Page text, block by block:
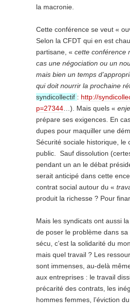
la macronie.
Cette conférence se veut «
Selon la CFDT qui en est
partisane, « cette conférence
cas une négociation ou un
mais bien un temps
qui doit nourrir la prochaine
syndicollectif : http://
p=27344 …). Mais quels «
prépare ses exigences. En
dupes pour maquiller une
Sécurité sociale historique, le
public. Sauf dissolution
pendant un an le débat
serait anticipé dans cette
contrat social autour du «
produit la richesse ? Pour
Mais les syndicats ont aussi
de poser le problème dans sa
sécu, c’est la solidarité du
mais quel travail ? Les
sont immenses, au-delà
aux entreprises : le travail
précarité des contrats, les
hommes femmes, l’éviction